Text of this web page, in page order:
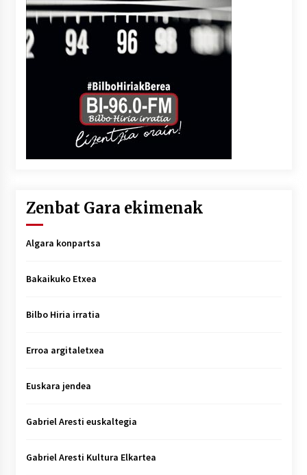
Zenbat Gara ekimenak
Algara konpartsa
Bakaikuko Etxea
Bilbo Hiria irratia
Erroa argitaletxea
Euskara jendea
Gabriel Aresti euskaltegia
Gabriel Aresti Kultura Elkartea